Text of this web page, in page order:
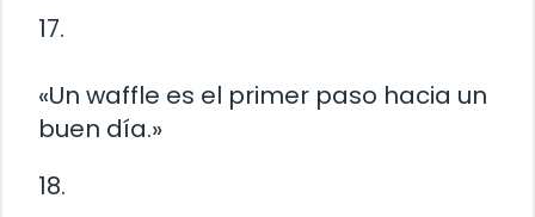
17.
«Un waffle es el primer paso hacia un
buen día.»
18.